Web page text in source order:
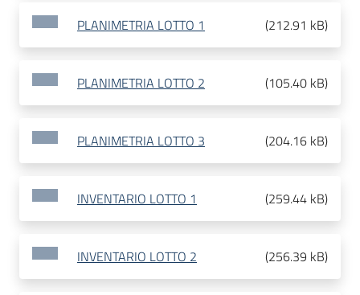
PLANIMETRIA LOTTO 1 (212.91 kB)
PLANIMETRIA LOTTO 2 (105.40 kB)
PLANIMETRIA LOTTO 3 (204.16 kB)
INVENTARIO LOTTO 1 (259.44 kB)
INVENTARIO LOTTO 2 (256.39 kB)